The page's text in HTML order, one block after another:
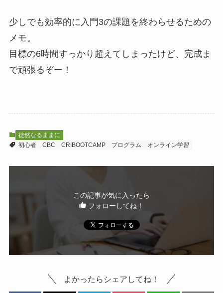
少しでも効率的に入門3の課題を終わらせるための
メモ。
目標の6時間すっかり超えてしまったけど、完成ま
で頑張るぞー！
徒然なるままに
初心者
CBC CRIBOOTCAMP プログラム オンライン学習
この記事が気に入ったら
フォローしてね！
よかったらシェアしてね！